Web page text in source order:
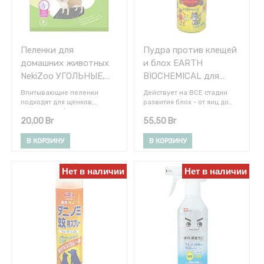
Пеленки для
домашних животных
NekiZoo УГОЛЬНЫЕ,
45х60 см, 8 шт
Впитывающие пеленки
подходят для щенков,
а также других домашних
пеленки изготовлен из
прочного нетканного
повреждениям. Благодаря
особой структуре и
оригинальному тиснению он
быстро пропускает жидкость
внутрь. Поверхность
пеленки всегда остается
сухой. Внутренние
абсорбирующие слои
превращают жидкость в гель
и препятствуют ее выходу
20,00 Br
В КОРЗИНУ
Пудра против клещей
и блох EARTH
BIOCHEMICAL для
собак и кошек 160 гр.
Действует на ВСЕ стадии
развития блох - от яиц до
Пудра используется для
живущих вне дома,
собачьих будок и
55,50Br
В КОРЗИНУ
Нет в наличии Нет в наличии